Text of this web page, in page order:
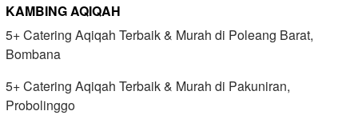
KAMBING AQIQAH
5+ Catering Aqiqah Terbaik & Murah di Poleang Barat,
Bombana
5+ Catering Aqiqah Terbaik & Murah di Pakuniran,
Probolinggo